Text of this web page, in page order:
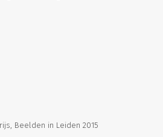
Beelden in Leiden 2015